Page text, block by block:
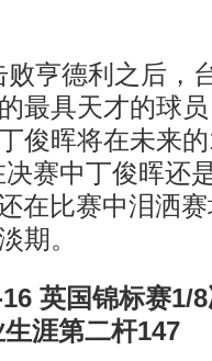
亨德利之后，
最具天才的球
俊晖将在未来
赛中丁俊晖还
在比赛中泪洒
期。
英国锦标赛1/8
涯第二杆147